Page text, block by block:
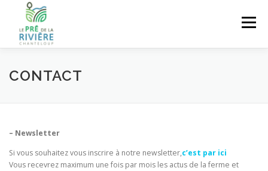
Aller au contenu
Menu
ACCUEIL PRÉSENTATION
SÉJOUR À LA FERME CONTACT
CONTACT
– Newsletter
Si vous souhaitez vous inscrire à notre newsletter,c’est par ici
Vous recevrez maximum une fois par mois les actus de la ferme et